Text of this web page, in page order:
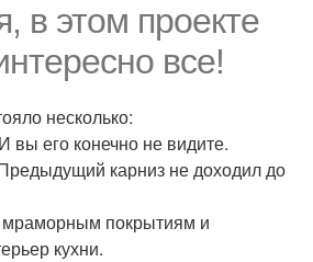
в этом проекте
все!
несколько:
вы его конечно не видите.
карниз не доходил до
мраморным покрытиям и
кухни.